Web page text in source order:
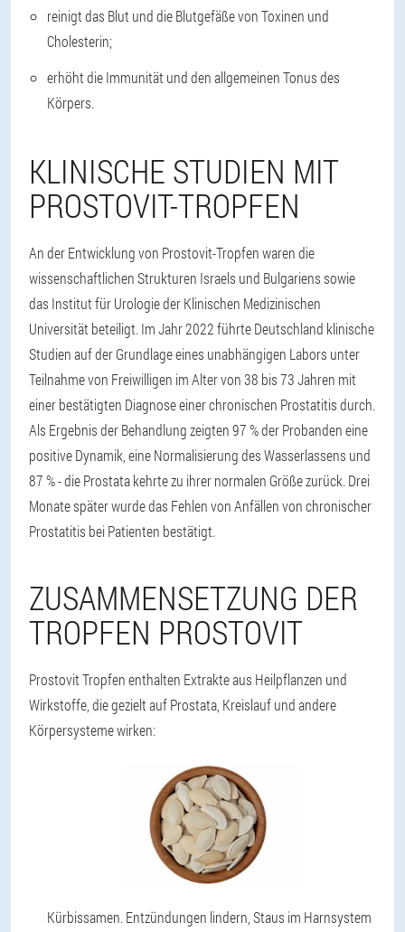
reinigt das Blut und die Blutgefäße von Toxinen und
Cholesterin;
erhöht die Immunität und den allgemeinen Tonus des
Körpers.
KLINISCHE STUDIEN MIT
PROSTOVIT-TROPFEN
An der Entwicklung von Prostovit-Tropfen waren die
wissenschaftlichen Strukturen Israels und Bulgariens sowie
das Institut für Urologie der Klinischen Medizinischen
Universität beteiligt. Im Jahr 2022 führte Deutschland klinische
Studien auf der Grundlage eines unabhängigen Labors unter
Teilnahme von Freiwilligen im Alter von 38 bis 73 Jahren mit
einer bestätigten Diagnose einer chronischen Prostatitis durch.
Als Ergebnis der Behandlung zeigten 97 % der Probanden eine
positive Dynamik, eine Normalisierung des Wasserlassens und
87 % - die Prostata kehrte zu ihrer normalen Größe zurück. Drei
Monate später wurde das Fehlen von Anfällen von chronischer
Prostatitis bei Patienten bestätigt.
ZUSAMMENSETZUNG DER
TROPFEN PROSTOVIT
Prostovit Tropfen enthalten Extrakte aus Heilpflanzen und
Wirkstoffe, die gezielt auf Prostata, Kreislauf und andere
Körpersysteme wirken:
Kürbissamen. Entzündungen lindern, Staus im Harnsystem